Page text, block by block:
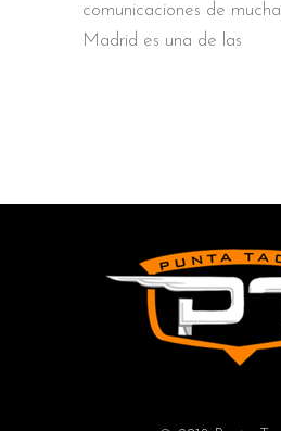
comunicaciones de
Madrid es una de las